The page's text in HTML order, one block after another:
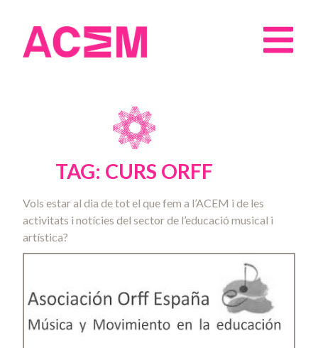
TAG: CURS ORFF
Vols estar al dia de tot el que fem a l’ACEM i de les
activitats i notícies del sector de l’educació musical i
artística?